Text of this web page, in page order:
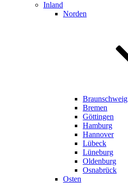
Inland
Norden
Braunschweig
Bremen
Göttingen
Hamburg
Hannover
Lübeck
Lüneburg
Oldenburg
Osnabrück
Osten